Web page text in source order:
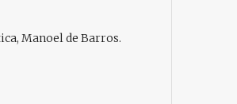
Manoel de Barros.